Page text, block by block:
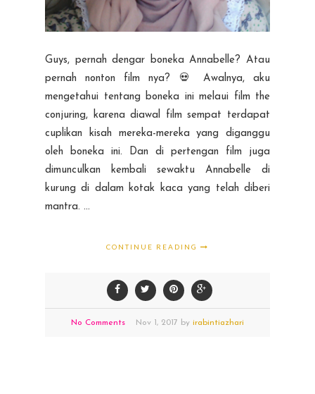
Guys, pernah dengar boneka Annabelle? Atau
pernah nonton film nya? 💀 Awalnya, aku
mengetahui tentang boneka ini melaui film the
conjuring, karena diawal film sempat terdapat
cuplikan kisah mereka-mereka yang diganggu
oleh boneka ini. Dan di pertengan film juga
dimunculkan kembali sewaktu Annabelle di
kurung di dalam kotak kaca yang telah diberi
mantra. ...
CONTINUE READING
No Comments Nov 1, 2017 by irabintiazhari